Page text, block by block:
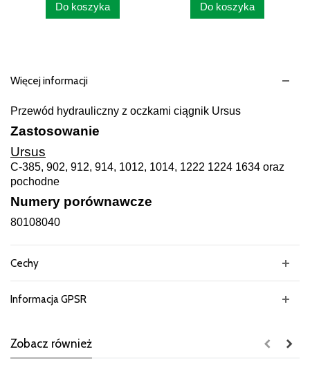
Do koszyka
Do koszyka
Więcej informacji
Przewód hydrauliczny z oczkami ciągnik Ursus
Zastosowanie
Ursus
C-385, 902, 912, 914, 1012, 1014, 1222 1224 1634 oraz
pochodne
Numery porównawcze
80108040
Cechy
Informacja GPSR
Zobacz również